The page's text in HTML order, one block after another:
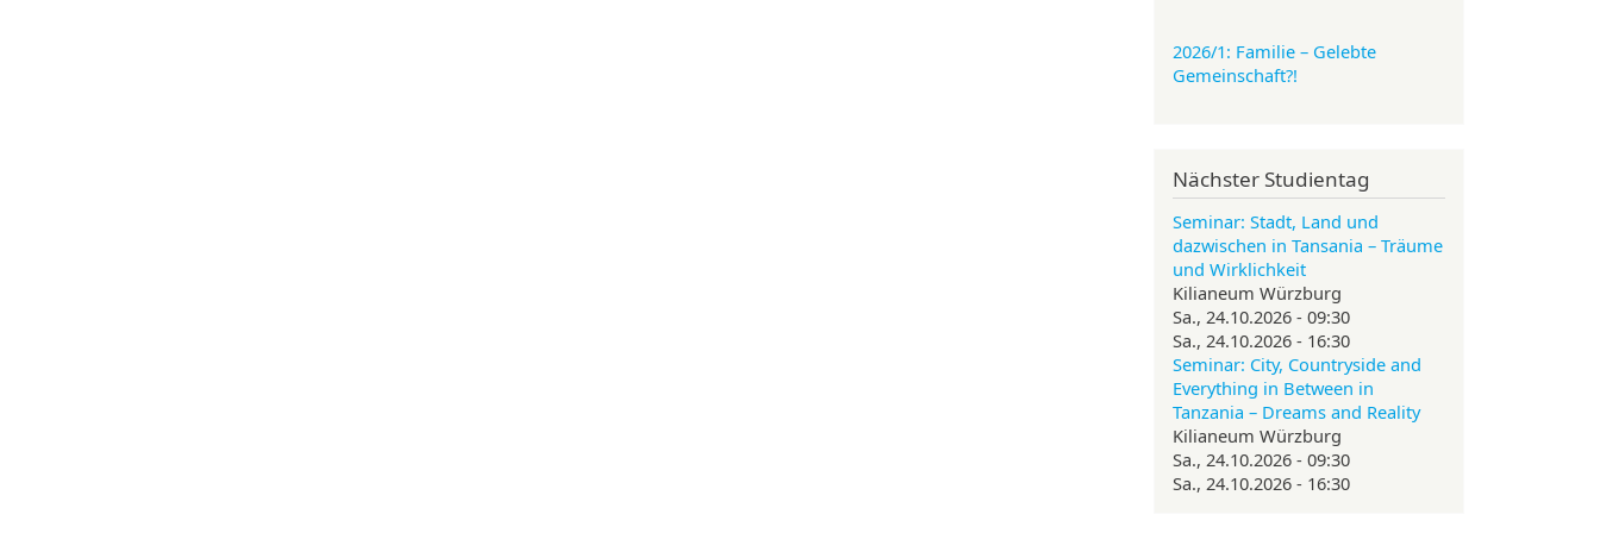
2026/1: Familie – Gelebte
Gemeinschaft?!
Nächster Studientag
Seminar: Stadt, Land und
dazwischen in Tansania – Träume
und Wirklichkeit
Kilianeum Würzburg
Sa., 24.10.2026 - 09:30
Sa., 24.10.2026 - 16:30
Seminar: City, Countryside and
Everything in Between in
Tanzania – Dreams and Reality
Kilianeum Würzburg
Sa., 24.10.2026 - 09:30
Sa., 24.10.2026 - 16:30